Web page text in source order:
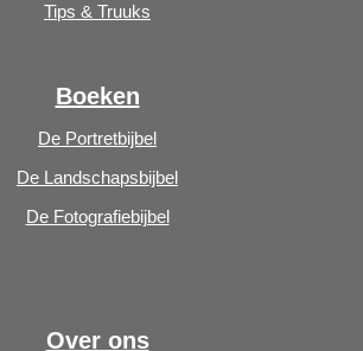
Tips & Truuks
Boeken
De Portretbijbel
De Landschapsbijbel
De Fotografiebijbel
Over ons